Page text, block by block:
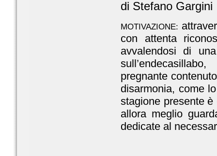
di Stefano Gargini
MOTIVAZIONE:
con attenta
avvalendosi di
pregnante
disarmonia, come
stagione presente è
allora meglio
dedicate al